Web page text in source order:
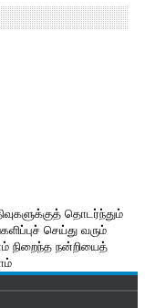
தொடர்ந்தும்
செய்து வரும்
நிறைந்த நன்றியைத்